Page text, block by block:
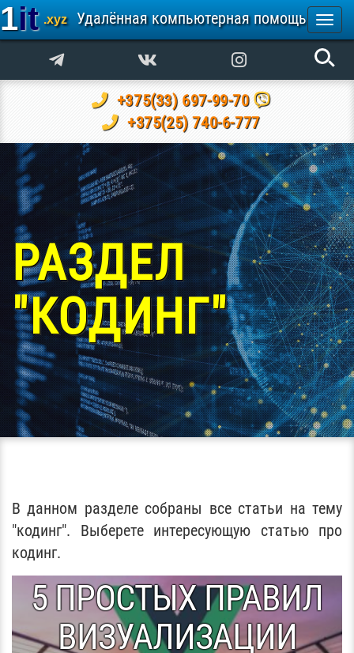
1it .xyz Удалённая компьютерная помощь
+375(33) 697-99-70
+375(25) 740-6-777
РАЗДЕЛ
"КОДИНГ"
В данном разделе собраны все статьи на тему
"кодинг". Выберете интересующую статью про
кодинг.
5 ПРОСТЫХ ПРАВИЛ
ВИЗУАЛИЗАЦИИ